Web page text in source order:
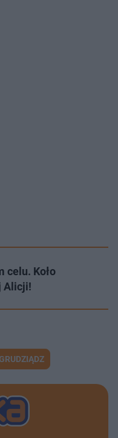
celu. Koło
Alicji!
GRUDZIĄDZ